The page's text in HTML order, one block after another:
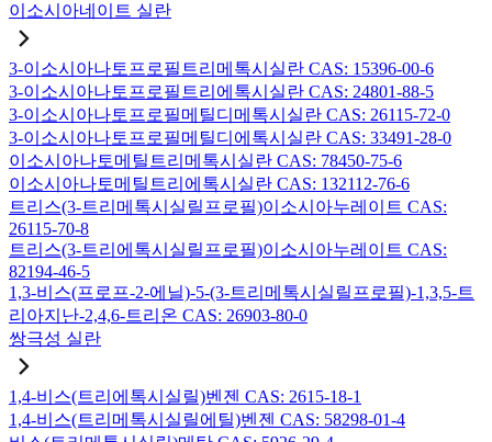
이소시아네이트 실란
3-이소시아나토프로필트리메톡시실란 CAS: 15396-00-6
3-이소시아나토프로필트리에톡시실란 CAS: 24801-88-5
3-이소시아나토프로필메틸디메톡시실란 CAS: 26115-72-0
3-이소시아나토프로필메틸디에톡시실란 CAS: 33491-28-0
이소시아나토메틸트리메톡시실란 CAS: 78450-75-6
이소시아나토메틸트리에톡시실란 CAS: 132112-76-6
트리스(3-트리메톡시실릴프로필)이소시아누레이트 CAS:
26115-70-8
트리스(3-트리에톡시실릴프로필)이소시아누레이트 CAS:
82194-46-5
1,3-비스(프로프-2-에닐)-5-(3-트리메톡시실릴프로필)-1,3,5-트
리아지난-2,4,6-트리온 CAS: 26903-80-0
쌍극성 실란
1,4-비스(트리에톡시실릴)벤젠 CAS: 2615-18-1
1,4-비스(트리메톡시실릴에틸)벤젠 CAS: 58298-01-4